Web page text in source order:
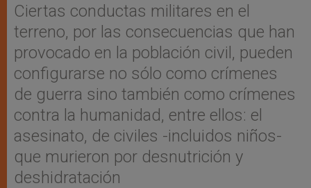
Ciertas conductas militares en el
terreno, por las consecuencias que han
provocado en la población civil, pueden
configurarse no sólo como crímenes
de guerra sino también como crímenes
contra la humanidad, entre ellos: el
asesinato, de civiles -incluidos niños-
que murieron por desnutrición y
deshidratación